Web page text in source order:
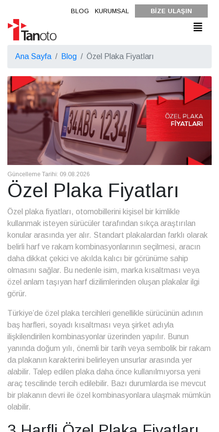
BLOG KURUMSAL BİZE ULAŞIN
Ana Sayfa Blog Özel Plaka Fiyatları
Güncelleme Tarihi: 09.08.2026
Özel Plaka Fiyatları
Özel plaka fiyatları, otomobillerini kişisel bir kimlikle
kullanmak isteyen sürücüler tarafından sıkça araştırılan
konular arasında yer alır. Standart plakalardan farklı olarak
belirli harf ve rakam kombinasyonlarının seçilmesi, aracın
daha dikkat çekici ve akılda kalıcı bir görünüme sahip
olmasını sağlar. Bu nedenle isim, marka kısaltması veya
özel anlam taşıyan harf dizilimlerinden oluşan plakalar ilgi
görür.
Türkiye’de özel plaka tercihleri genellikle sürücünün adının
baş harfleri, soyadı kısaltması veya şirket adıyla
ilişkilendirilen kombinasyonlar üzerinden yapılır. Bunun
yanında doğum yılı, önemli bir tarih veya sembolik bir rakam
da plakanın karakterini belirleyen unsurlar arasında yer
alabilir. Talep edilen plaka daha önce kullanılmıyorsa yeni
araç tescilinde tercih edilebilir. Bazı durumlarda ise mevcut
bir plakanın devri ile özel kombinasyonlara ulaşmak mümkün
olabilir.